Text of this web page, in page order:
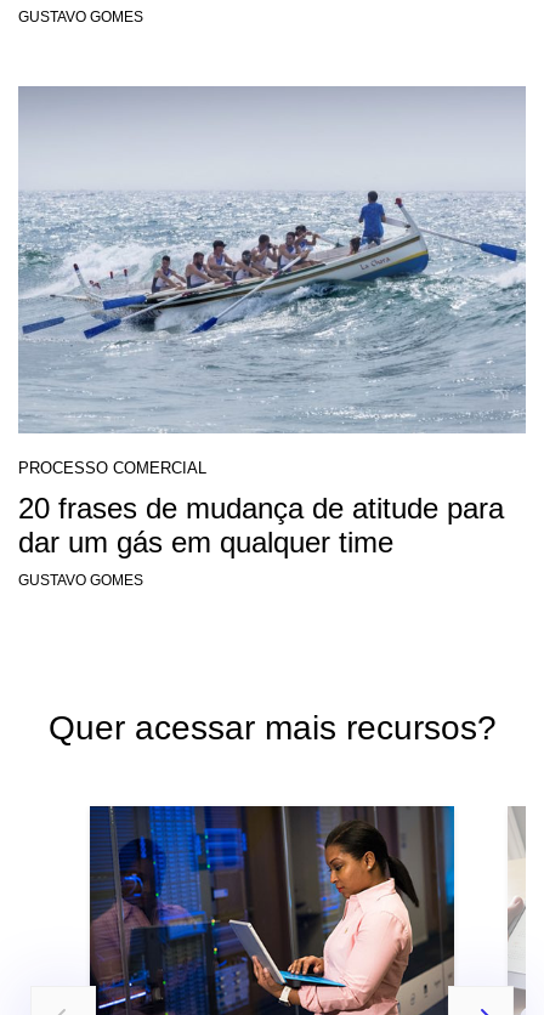
GUSTAVO GOMES
PROCESSO COMERCIAL
20 frases de mudança de atitude para
dar um gás em qualquer time
GUSTAVO GOMES
Quer acessar mais recursos?